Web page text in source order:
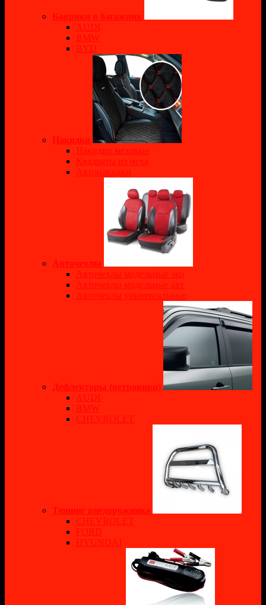
Коврики в багажник
AUDI
BMW
BYD
Накидки
Накидки меховые
Квадраты из меха
Автонакидки
Авточехлы
Авточехлы модельные эко
Авточехлы модельные авт
Авточехлы универсальные
Дефлекторы (ветровики)
AUDI
BMW
CHEVROLET
Тюнинг внедорожника
CHEVROLET
FORD
HYUNDAI